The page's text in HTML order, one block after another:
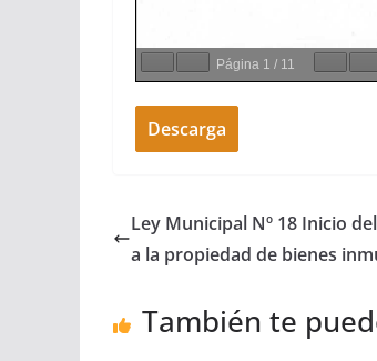
Página 1 / 11
Descarga
Ley Municipal Nº 18 Inicio
a la propiedad de bienes
También te